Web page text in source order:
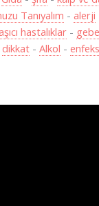
Tanıyalım -alerji
hastalıklar -
dikkat -Alkol -